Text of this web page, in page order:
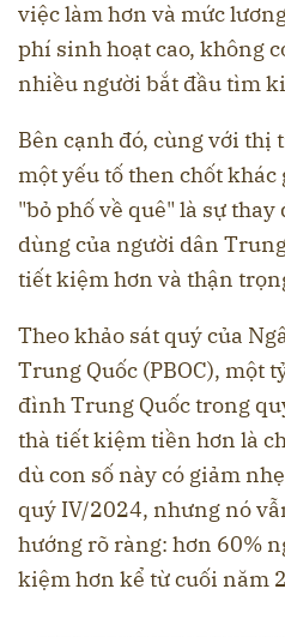
việc làm hơn và mức
phí sinh hoạt cao, không
nhiều người bắt đầu tìm
Bên cạnh đó, cùng với thị
một yếu tố then chốt
"bỏ phố về quê" là sự
dùng của người dân
tiết kiệm hơn và thận
Theo khảo sát quý của
Trung Quốc (PBOC), một
đình Trung Quốc trong
thà tiết kiệm tiền hơn là
dù con số này có giảm
quý IV/2024, nhưng nó
hướng rõ ràng: hơn 60%
kiệm hơn kể từ cuối năm